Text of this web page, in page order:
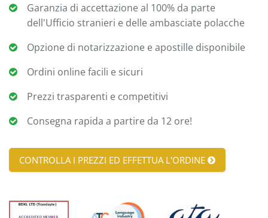
Garanzia di accettazione al 100% da parte
dell'Ufficio stranieri e delle ambasciate polacche
Opzione di notarizzazione e apostille disponibile
Ordini online facili e sicuri
Prezzi trasparenti e competitivi
Consegna rapida a partire da 12 ore!
CONTROLLA I PREZZI ED EFFETTUA L'ORDINE